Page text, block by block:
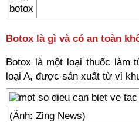
Botox là gì và có an toàn
Botox là một loại thuốc làm
loại A, được sản xuất từ vi
(Ảnh: Zing News)